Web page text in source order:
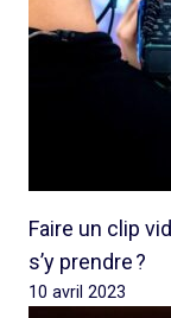
Faire un clip
s’y prendre ?
10 avril 2023